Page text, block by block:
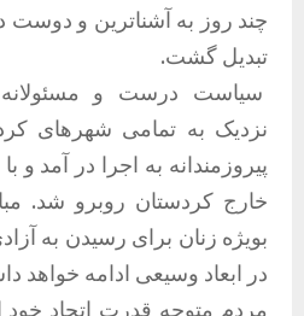
چند روز به آشناترین و دوست
تبدیل گشت.
سیاست درست و
نزدیک به تمامی شهرهای
پیروزمندانه به اجرا در آمد و
خارج کردستان روبرو شد.
بویژه زنان برای رسیدن به
در ابعاد وسیعی ادامه خواهد
مردم متوجه قدرت اتحاد